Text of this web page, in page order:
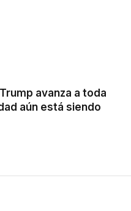
avanza a toda
aún está siendo